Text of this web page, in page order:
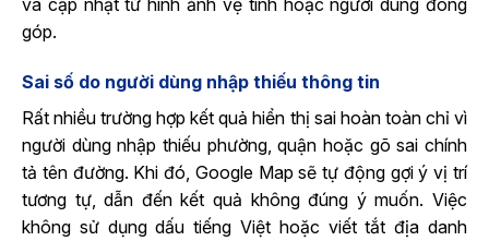
góp.
Sai số do người dùng nhập thiếu thông tin
Rất nhiều trường hợp kết quả hiển thị sai hoàn toàn chỉ vì
người dùng nhập thiếu phường, quận hoặc gõ sai chính
tả tên đường. Khi đó, Google Map sẽ tự động gợi ý vị trí
tương tự, dẫn đến kết quả không đúng ý muốn. Việc
không sử dụng dấu tiếng Việt hoặc viết tắt địa danh